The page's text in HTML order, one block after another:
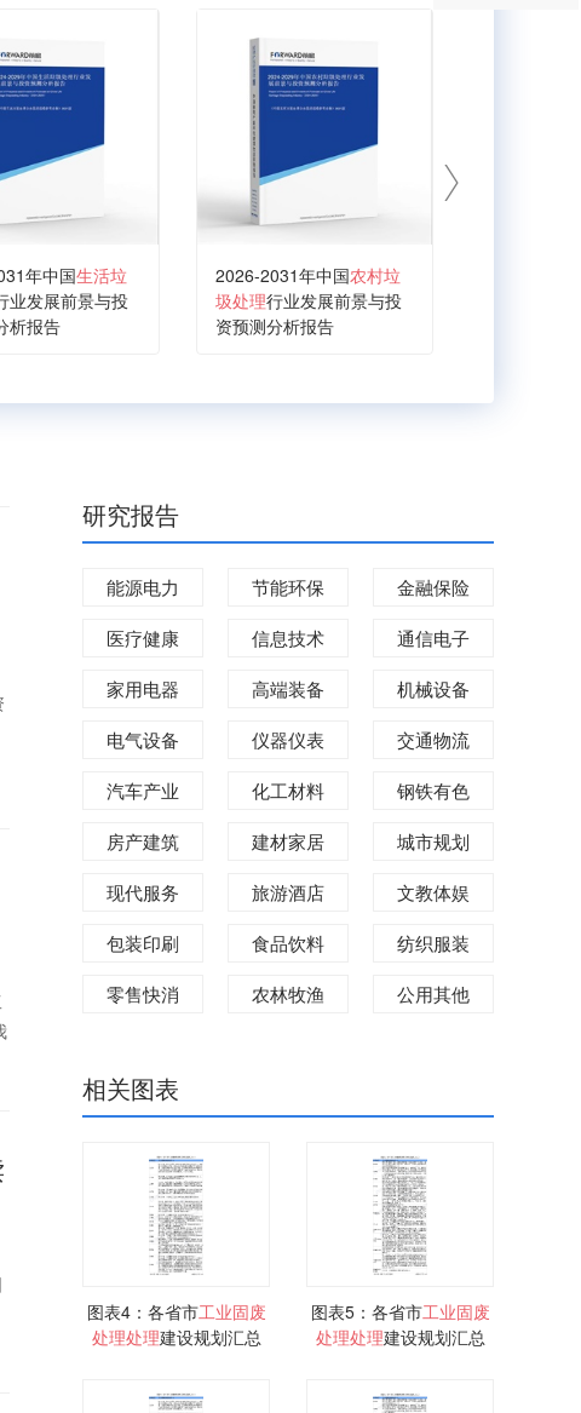
年中国生活垃
业发展前景与投
析报告
2026-2031年中国农村垃
圾处理行业发展前景与投
资预测分析报告
研究报告
能源电力 节能环保
金融保险
医疗健康
信息技术
通信电子
家用电器
高端装备
机械设备
电气设备
仪器仪表
交通物流
汽车产业
化工材料
钢铁有色
房产建筑
建材家居
城市规划
现代服务
旅游酒店
文教体娱
包装印刷
食品饮料
纺织服装
零售快消
农林牧渔 公用其他
相关图表
图表4：各省市工业固废
处理处理建设规划汇总
图表5：各省市工业固废
处理处理建设规划汇总